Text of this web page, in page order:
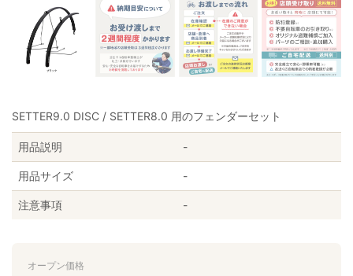
SETTER9.0 DISC / SETTER8.0 用のフェンダーセット
用品説明 -
用品サイズ -
注意事項 -
オープン価格